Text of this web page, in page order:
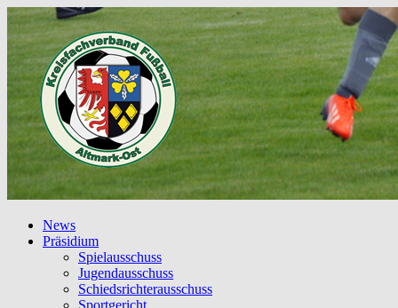
News
Präsidium
Spielausschuss
Jugendausschuss
Schiedsrichterausschuss
Sportgericht